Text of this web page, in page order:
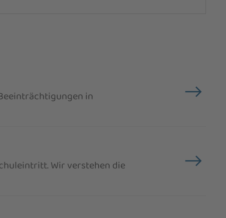
in
Wir verstehen die